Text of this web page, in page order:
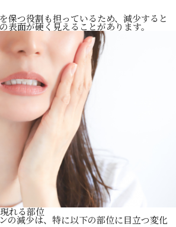
保つ役割も担っているため、減少すると
表面が硬く見えることがあります。
れる部位
の減少は、特に以下の部位に目立つ変化